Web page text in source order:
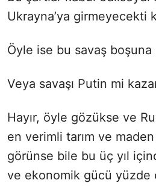
Ukrayna’ya girmeyecekti
Öyle ise bu savaş boşuna
Veya savaşı Putin mi
Hayır, öyle gözükse ve
en verimli tarım ve
görünse bile bu üç yıl
ve ekonomik gücü yüzde